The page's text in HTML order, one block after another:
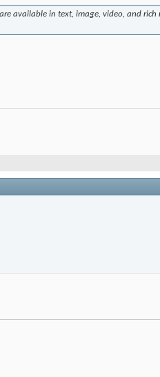
available in text, image, video, and